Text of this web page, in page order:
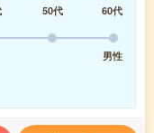
50代
60代
男性